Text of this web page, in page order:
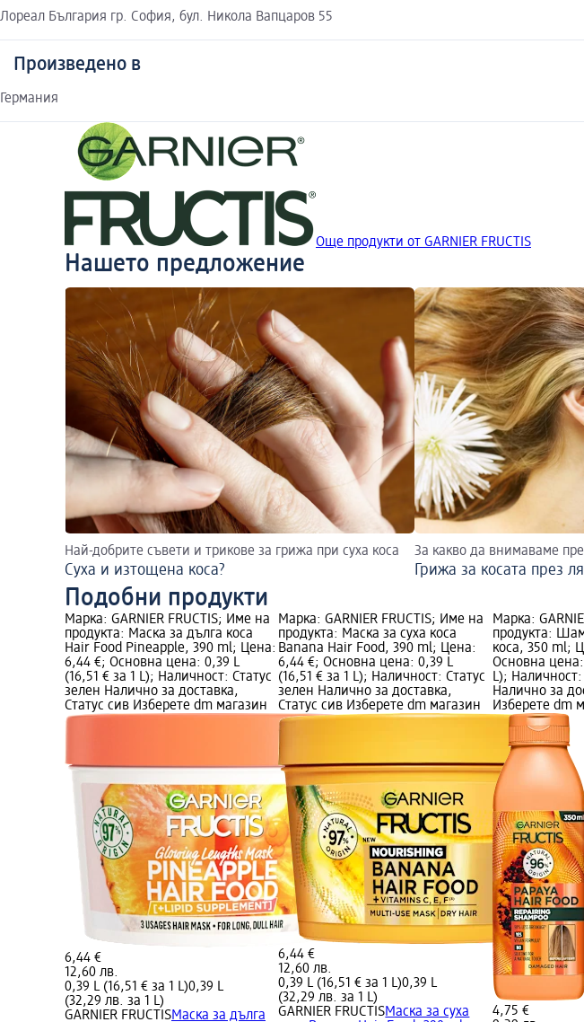
Лореал България гр. София, бул. Никола Вапцаров 55
Произведено в
Германия
Още продукти от GARNIER FRUCTIS
Нашето предложение
Най-добрите съвети и трикове за грижа при суха коса
Суха и изтощена коса?
За какво да внимаваме
Грижа за косата през
Подобни продукти
Марка: GARNIER FRUCTIS; Име на
продукта: Маска за дълга коса
Hair Food Pineapple, 390 ml; Цена:
6,44 €; Основна цена: 0,39 L
(16,51 € за 1 L); Наличност: Статус
зелен Налично за доставка,
Статус сив Изберете dm магазин
6,44 €
12,60 лв.
0,39 L (16,51 € за 1 L)0,39 L
(32,29 лв. за 1 L)
GARNIER FRUCTISМаска за дълга
Марка: GARNIER FRUCTIS; Име на
продукта: Маска за суха коса
Banana Hair Food, 390 ml; Цена:
6,44 €; Основна цена: 0,39 L
(16,51 € за 1 L); Наличност: Статус
зелен Налично за доставка,
Статус сив Изберете dm магазин
6,44 €
12,60 лв.
0,39 L (16,51 € за 1 L)0,39 L
(32,29 лв. за 1 L)
GARNIER FRUCTISМаска за суха
Марка:
продукта:
коса, 350 ml;
Основна цена:
L); Наличност:
Налично за
Изберете dm
4,75 €